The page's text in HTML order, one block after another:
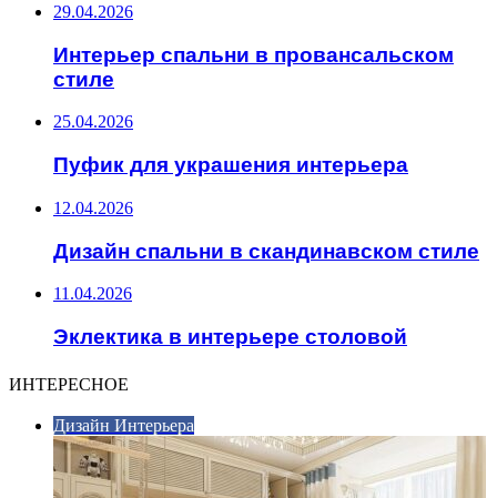
29.04.2026
Интерьер спальни в провансальском
стиле
25.04.2026
Пуфик для украшения интерьера
12.04.2026
Дизайн спальни в скандинавском стиле
11.04.2026
Эклектика в интерьере столовой
ИНТЕРЕСНОЕ
Дизайн Интерьера